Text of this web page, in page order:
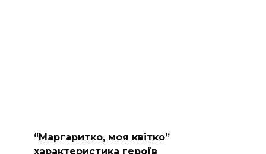
“Маргаритко, моя квітко”
характеристика героїв